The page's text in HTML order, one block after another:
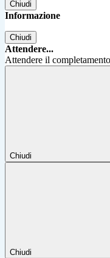
Chiudi
Informazione
Chiudi
Attendere...
Attendere il
Chiudi
Chiudi